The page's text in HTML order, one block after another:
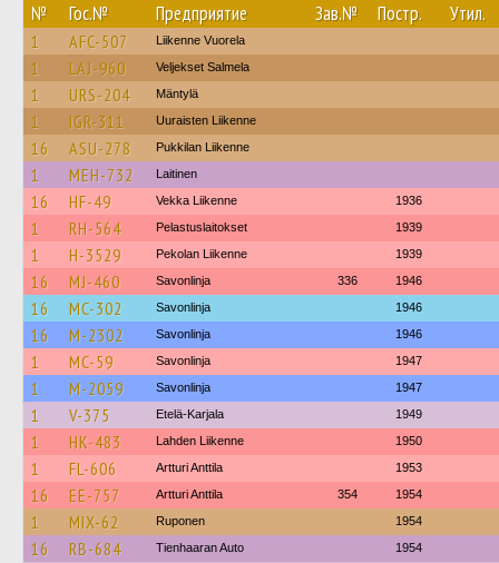
№ Гос.№ Предприятие Зав.№ Постр. Утил.
1 AFC-507 Liikenne Vuorela
1 LAJ-960 Veljekset Salmela
1 URS-204 Mäntylä
1 IGR-311 Uuraisten Liikenne
16 ASU-278 Pukkilan Liikenne
1 MEH-732 Laitinen
16 HF-49 Vekka Liikenne 1936
1 RH-564 Pelastuslaitokset 1939
1 H-3529 Pekolan Liikenne 1939
16 MJ-460 Savonlinja 336 1946
16 MC-302 Savonlinja 1946
16 M-2302 Savonlinja 1946
1 MC-59 Savonlinja 1947
1 M-2059 Savonlinja 1947
1 V-375 Etelä-Karjala 1949
1 HK-483 Lahden Liikenne 1950
1 FL-606 Artturi Anttila 1953
16 EE-757 Artturi Anttila 354 1954
1 MIX-62 Ruponen 1954
16 RB-684 Tienhaaran Auto 1954